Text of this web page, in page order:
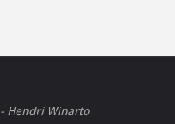
Hendri Winarto